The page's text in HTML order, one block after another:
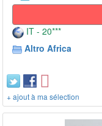
IT - 20***
Altro Africa
+ ajout à ma sélection